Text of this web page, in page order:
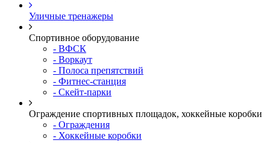
Уличные тренажеры
Спортивное оборудование
- ВФСК
- Воркаут
- Полоса препятствий
- Фитнес-станция
- Скейт-парки
Ограждение спортивных площадок, хоккейные коробки
- Ограждения
- Хоккейные коробки